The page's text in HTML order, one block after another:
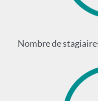
Nombre de